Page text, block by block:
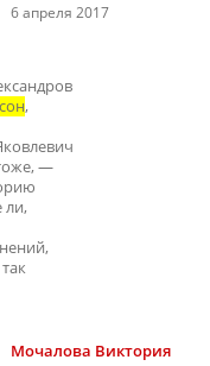
6 апреля 2017
,
—
ли,
Мочалова Виктория